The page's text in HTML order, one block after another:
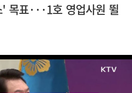
목표···1호 영업사원 뛸